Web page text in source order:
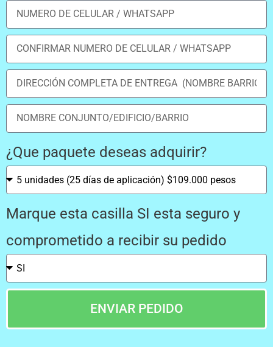
¿Que paquete deseas adquirir?
Marque esta casilla SI esta seguro y
comprometido a recibir su pedido
ENVIAR PEDIDO